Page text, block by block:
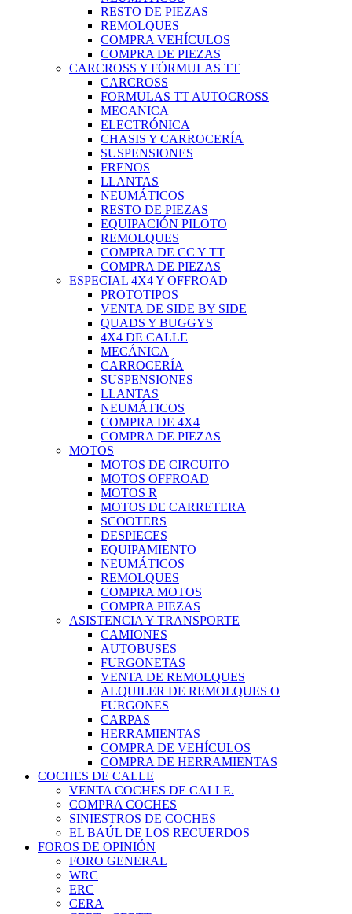
RESTO DE PIEZAS
REMOLQUES
COMPRA VEHÍCULOS
COMPRA DE PIEZAS
CARCROSS Y FÓRMULAS TT
CARCROSS
FORMULAS TT AUTOCROSS
MECANICA
ELECTRÓNICA
CHASIS Y CARROCERÍA
SUSPENSIONES
FRENOS
LLANTAS
NEUMÁTICOS
RESTO DE PIEZAS
EQUIPACIÓN PILOTO
REMOLQUES
COMPRA DE CC Y TT
COMPRA DE PIEZAS
ESPECIAL 4X4 Y OFFROAD
PROTOTIPOS
VENTA DE SIDE BY SIDE
QUADS Y BUGGYS
4X4 DE CALLE
MECÁNICA
CARROCERÍA
SUSPENSIONES
LLANTAS
NEUMÁTICOS
COMPRA DE 4X4
COMPRA DE PIEZAS
MOTOS
MOTOS DE CIRCUITO
MOTOS OFFROAD
MOTOS R
MOTOS DE CARRETERA
SCOOTERS
DESPIECES
EQUIPAMIENTO
NEUMÁTICOS
REMOLQUES
COMPRA MOTOS
COMPRA PIEZAS
ASISTENCIA Y TRANSPORTE
CAMIONES
AUTOBUSES
FURGONETAS
VENTA DE REMOLQUES
ALQUILER DE REMOLQUES O
FURGONES
CARPAS
HERRAMIENTAS
COMPRA DE VEHÍCULOS
COMPRA DE HERRAMIENTAS
COCHES DE CALLE
VENTA COCHES DE CALLE.
COMPRA COCHES
SINIESTROS DE COCHES
EL BAÚL DE LOS RECUERDOS
FOROS DE OPINIÓN
FORO GENERAL
WRC
ERC
CERA